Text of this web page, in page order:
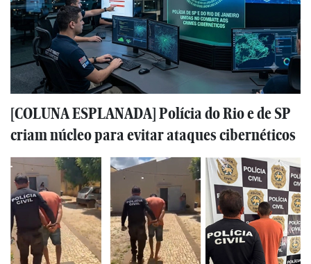
[COLUNA ESPLANADA] Polícia do Rio e de SP
criam núcleo para evitar ataques cibernéticos